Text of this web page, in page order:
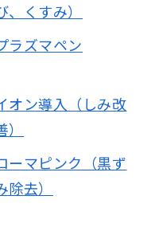
、くすみ）
ラズマペン
オン導入（しみ改
）
ーマピンク（黒ず
除去）